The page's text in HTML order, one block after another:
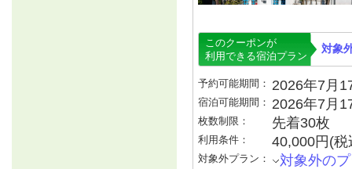
このクーポンが
利用できる宿泊プラン
対象
予約可能期間： 2026年7月
宿泊可能期間： 2026年7月
枚数制限： 先着30枚
利用条件： 40,000円(
対象外プラン： 対象外の